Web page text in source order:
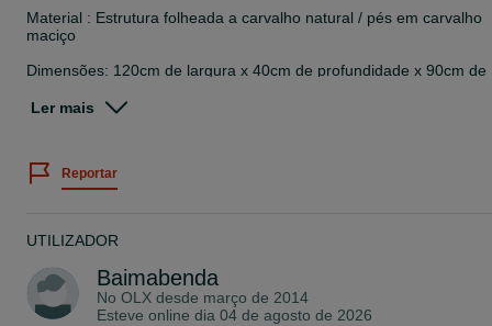
Material : Estrutura folheada a carvalho natural / pés em carvalho
maciço
Dimensões: 120cm de largura x 40cm de profundidade x 90cm de
Preço já com IVA incluído à taxa legal em vigor
Depois de produzidas, as peças, podem ser levantadas na nossa
morada.
Ler mais
Reportar
UTILIZADOR
Baimabenda
No OLX desde março de 2014
Esteve online dia 04 de agosto de 2026